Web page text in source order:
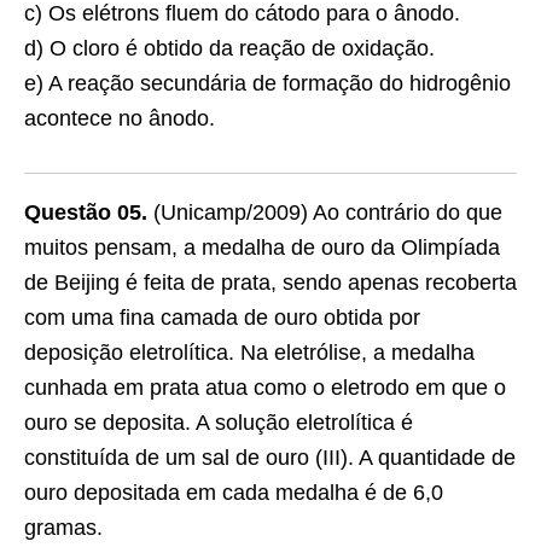
c) Os elétrons fluem do cátodo para o ânodo.
d) O cloro é obtido da reação de oxidação.
e) A reação secundária de formação do hidrogênio
acontece no ânodo.
Questão 05. (Unicamp/2009) Ao contrário do que
muitos pensam, a medalha de ouro da Olimpíada
de Beijing é feita de prata, sendo apenas recoberta
com uma fina camada de ouro obtida por
deposição eletrolítica. Na eletrólise, a medalha
cunhada em prata atua como o eletrodo em que o
ouro se deposita. A solução eletrolítica é
constituída de um sal de ouro (III). A quantidade de
ouro depositada em cada medalha é de 6,0
gramas.